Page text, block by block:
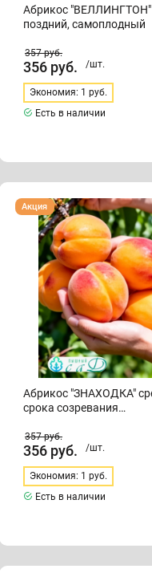
Абрикос "ВЕЛЛИНГТОН"
поздний, самоплодный
357руб.
356 руб. /шт.
Экономия: 1 руб.
Есть в наличии
Абрикос
"ЗНАХОДКА"
среднего
срока
созревания
(самоплодный)
Абрикос "ЗНАХОДКА" среднего
срока созревания
Акция
357руб.
356 руб. /шт.
Экономия: 1 руб.
Есть в наличии